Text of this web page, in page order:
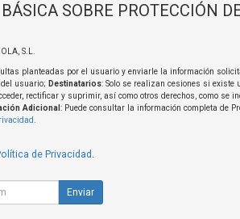
SOBRE PROTECCIÓN
S.L.
planteadas por el usuario y enviarle la información
usuario; Destinatarios: Solo se realizan cesiones si existe
rectificar y suprimir, así como otros derechos, como se
Adicional : Puede consultar la información completa de
.
de Privacidad.
Enviar